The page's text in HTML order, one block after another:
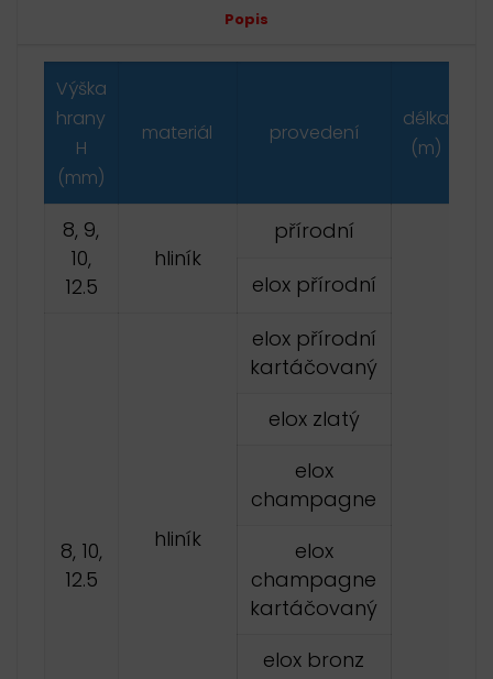
Popis
Výška
hrany
H
(mm)
materiál provedení
délka
(m)
8, 9,
10,
12.5
hliník
přírodní
elox přírodní
8, 10,
12.5
hliník
elox přírodní
kartáčovaný
elox zlatý
elox
champagne
elox
champagne
kartáčovaný
elox bronz